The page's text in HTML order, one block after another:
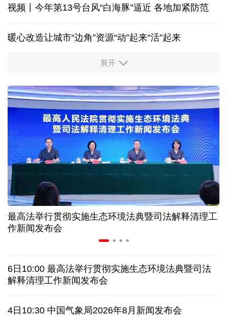
视频丨今年第13号台风“白海豚”逼近 各地加紧防范
暖心改造让城市“边角”资源“动”起来“活”起来
柔性制造，高效匹配差异化需求
高温下用电负荷创新高 解码今夏的清凉底气
活力中国调研行丨弯道超车 如何“皖”美提速
7月份中国仓储指数保持扩张 行业运行韧性较强
小球赛撬动大消费 体育赛事激活城市发展新动能
“电影+文旅”深度融合 光影经济撬动暑期消费新蓝海
俄黑客称获取北约直接参与袭击俄领土证据
外媒说丨中国在非洲青年群体中的好感度稳步上升
展开
最高法举行贯彻实施生态环境法典暨司法解释清理工
作新闻发布会
6日10:00 最高法举行贯彻实施生态环境法典暨司法
解释清理工作新闻发布会
4日10:30 中国气象局2026年8月新闻发布会